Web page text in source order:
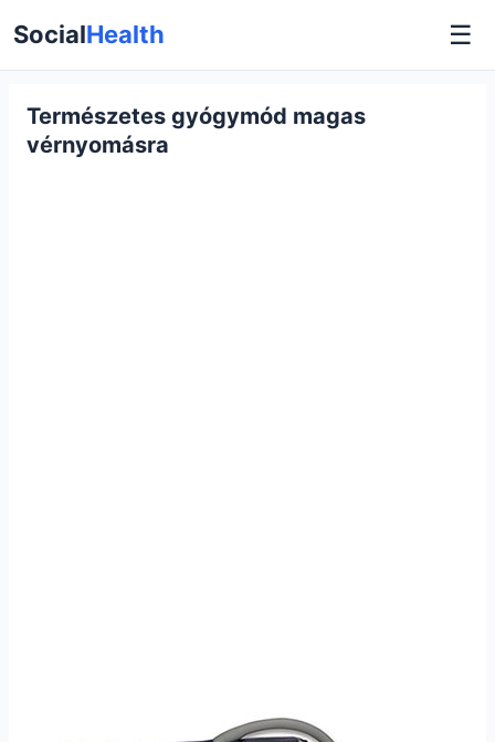
SocialHealth ☰
Természetes gyógymód magas
vérnyomásra